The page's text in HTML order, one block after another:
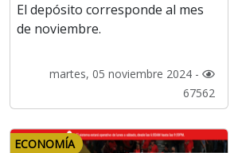
El depósito corresponde al mes
de noviembre.
martes, 05 noviembre 2024 -
67562
ECONOMÍA